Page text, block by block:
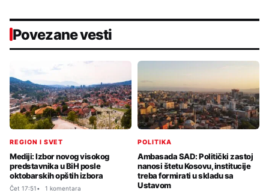
Povezane vesti
REGION I SVET
Mediji: Izbor novog visokog
predstavnika u BiH posle
oktobarskih opštih izbora
Čet 17:51 1 komentara
POLITIKA
Ambasada SAD: Politički zastoj
nanosi štetu Kosovu, institucije
treba formirati u skladu sa
Ustavom